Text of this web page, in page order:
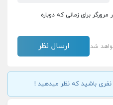
برای زمانی که دوباره
شد
باشید که نظر میدهید !